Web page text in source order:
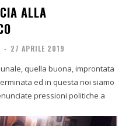
ALLA
- 27 APRILE 2019
quella buona, improntata
ed in questa noi siamo
pressioni politiche a